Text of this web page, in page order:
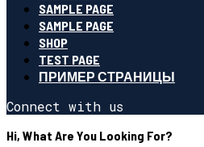
SAMPLE PAGE
SAMPLE PAGE
SHOP
TEST PAGE
ПРИМЕР СТРАНИЦЫ
Connect with us
Hi, What Are You Looking For?